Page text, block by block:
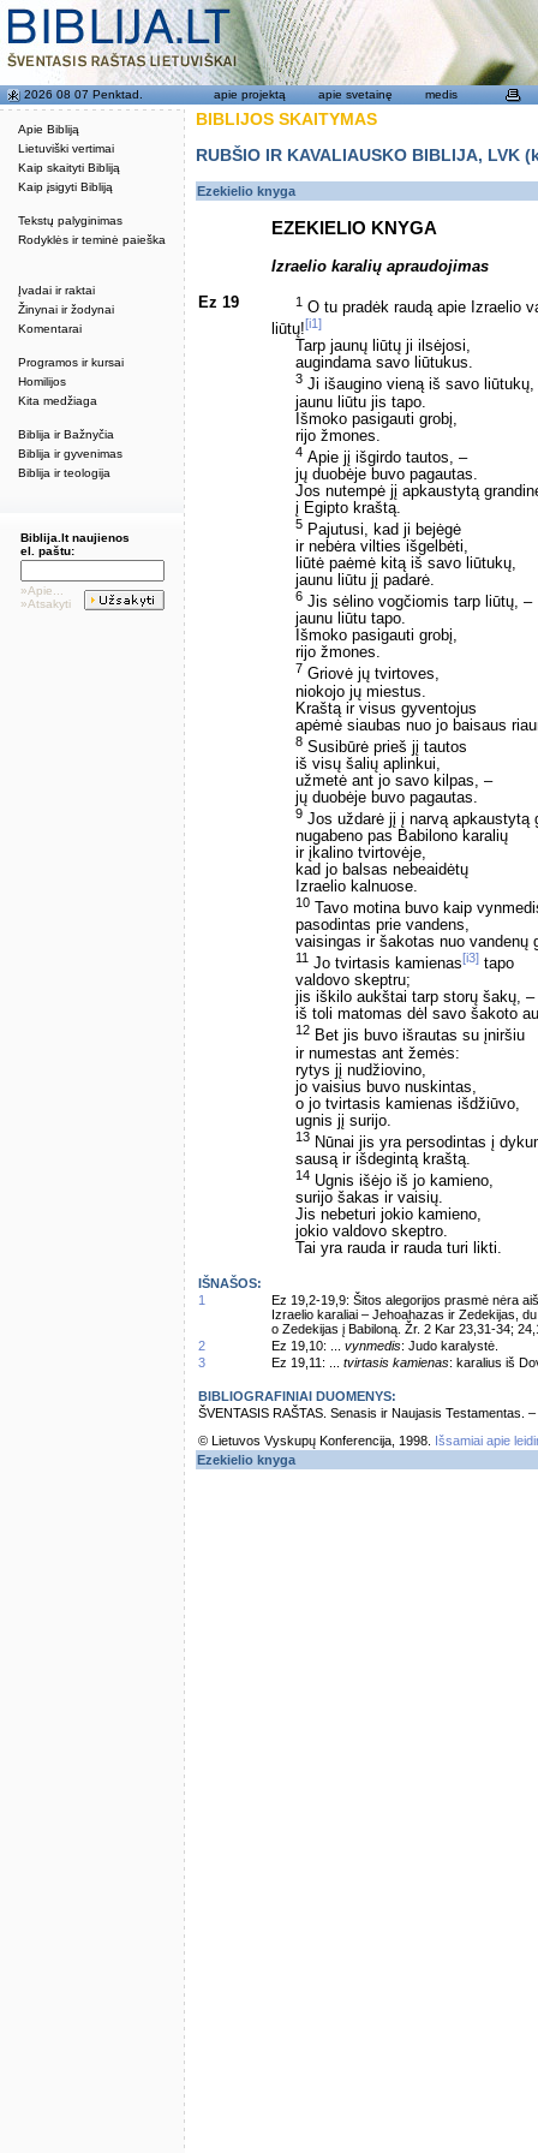
Apie Bibliją
Lietuviški vertimai
Kaip skaityti Bibliją
Kaip įsigyti Bibliją
Tekstų palyginimas
Rodyklės ir teminė paieška
Įvadai ir raktai
Žinynai ir žodynai
Komentarai
Programos ir kursai
Homilijos
Kita medžiaga
Biblija ir Bažnyčia
Biblija ir gyvenimas
Biblija ir teologija
2026 08 07 Penktad. apie projektą apie svetainę medis
Biblija.lt naujienos
el. paštu:
»Apie...
»Atsakyti
BIBLIJOS SKAITYMAS
RUBŠIO IR KAVALIAUSKO BIBLIJA,
Ezekielio knyga
EZEKIELIO KNYGA
Izraelio karalių apraudojimas
Ez 19 1 O tu pradėk raudą apie Izraelio
liūtų![i1]
Tarp jaunų liūtų ji ilsėjosi,
augindama savo liūtukus.
3 Ji išaugino vieną iš savo liūtukų,
jaunu liūtu jis tapo.
Išmoko pasigauti grobį,
rijo žmones.
4 Apie jį išgirdo tautos, –
jų duobėje buvo pagautas.
Jos nutempė jį apkaustytą
į Egipto kraštą.
5 Pajutusi, kad ji bejėgė
ir nebėra vilties išgelbėti,
liūtė paėmė kitą iš savo liūtukų,
jaunu liūtu jį padarė.
6 Jis sėlino vogčiomis tarp liūtų, –
jaunu liūtu tapo.
Išmoko pasigauti grobį,
rijo žmones.
7 Griovė jų tvirtoves,
niokojo jų miestus.
Kraštą ir visus gyventojus
apėmė siaubas nuo jo baisaus
8 Susibūrė prieš jį tautos
iš visų šalių aplinkui,
užmetė ant jo savo kilpas, –
jų duobėje buvo pagautas.
9 Jos uždarė jį į narvą apkaustytą
nugabeno pas Babilono karalių
ir įkalino tvirtovėje,
kad jo balsas nebeaidėtų
Izraelio kalnuose.
10 Tavo motina buvo kaip
pasodintas prie vandens,
vaisingas ir šakotas nuo vandenų
11 Jo tvirtasis kamienas[i3] tapo
valdovo skeptru;
jis iškilo aukštai tarp storų šakų, –
iš toli matomas dėl savo šakoto
12 Bet jis buvo išrautas su įniršiu
ir numestas ant žemės:
rytys jį nudžiovino,
jo vaisius buvo nuskintas,
o jo tvirtasis kamienas išdžiūvo,
ugnis jį surijo.
13 Nūnai jis yra persodintas į
sausą ir išdegintą kraštą.
14 Ugnis išėjo iš jo kamieno,
surijo šakas ir vaisių.
Jis nebeturi jokio kamieno,
jokio valdovo skeptro.
Tai yra rauda ir rauda turi likti.
IŠNAŠOS:
1
Ez 19,2-19,9: Šitos alegorijos prasmė nėra
Izraelio karaliai – Jehoahazas ir Zedekijas,
o Zedekijas į Babiloną. Žr. 2 Kar 23,31-34;
2
Ez 19,10: ... vynmedis: Judo karalystė.
3
Ez 19,11: ... tvirtasis kamienas: karalius iš
BIBLIOGRAFINIAI DUOMENYS:
ŠVENTASIS RAŠTAS. Senasis ir Naujasis Testamentas.
© Lietuvos Vyskupų Konferencija, 1998.
Išsamiai apie
Ezekielio knyga